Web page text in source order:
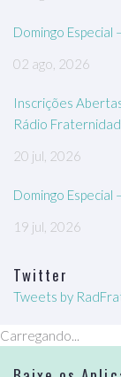
Domingo
02 ago, 2026
Inscrições
Rádio
20 jul, 2026
Domingo
19 jul, 2026
Twitter
Tweets by
Carregando...